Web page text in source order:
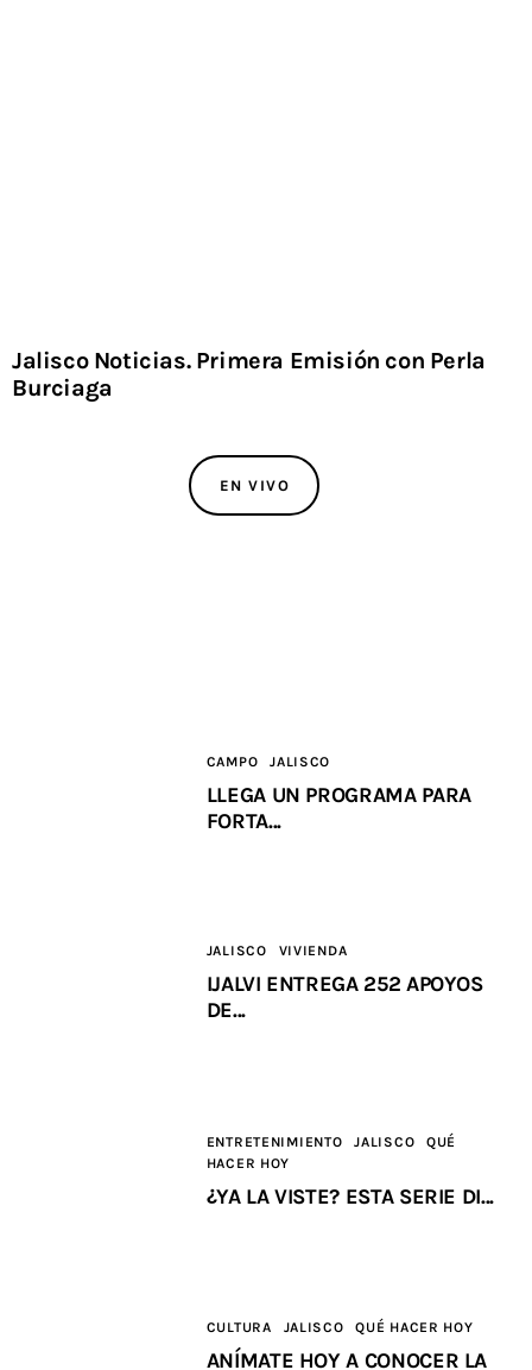
Jalisco Noticias. Primera Emisión con Perla
Burciaga
EN VIVO
CAMPO JALISCO
LLEGA UN PROGRAMA PARA
FORTA...
JALISCO VIVIENDA
IJALVI ENTREGA 252 APOYOS
DE...
ENTRETENIMIENTO JALISCO
QUÉ
HACER HOY
¿YA LA VISTE? ESTA SERIE DI...
CULTURA JALISCO QUÉ HACER HOY
ANÍMATE HOY A CONOCER LA